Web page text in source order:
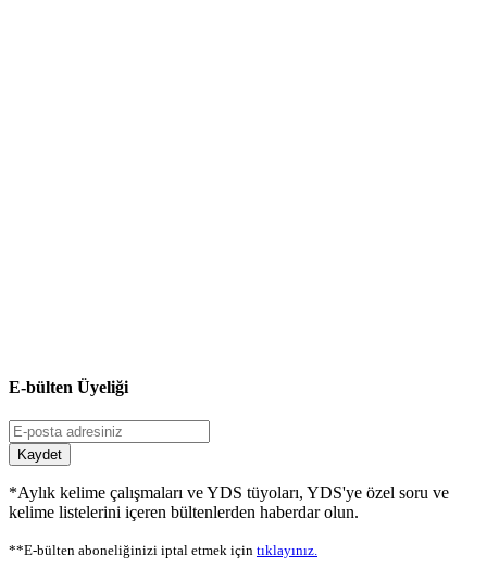
E-bülten Üyeliği
Kaydet
*Aylık kelime çalışmaları ve YDS tüyoları, YDS'ye özel soru ve
kelime listelerini içeren bültenlerden haberdar olun.
**E-bülten aboneliğinizi iptal etmek için tıklayınız.